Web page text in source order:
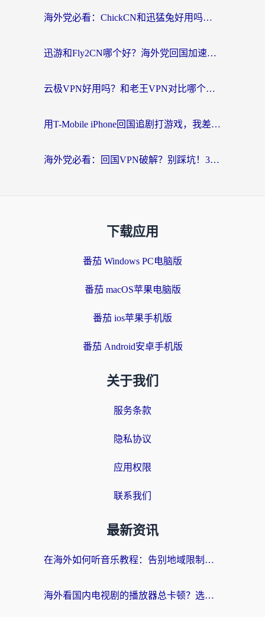
海外党必看：ChickCN和迅猛兔好用吗？3招教你选对回国加速器
迅游和Fly2CN哪个好？海外党回国加速器真实测评与选择心法
云极VPN好用吗？和老王VPN对比哪个回国效果更好？海外党必看的真实体验指南
用T-Mobile iPhone回国追剧打游戏，我差点把手机砸了
海外党必看：回国VPN破解？别踩坑！3步选对加速器无缝刷国内资源
下载应用
番茄 Windows PC电脑版
番茄 macOS苹果电脑版
番茄 ios苹果手机版
番茄 Android安卓手机版
关于我们
服务条款
隐私协议
应用权限
联系我们
最新资讯
在海外如何听音乐教程：告别地域限制，随时听见国内的声音
海外看国内电视剧的播放器总卡顿？选对回国加速器才是关键